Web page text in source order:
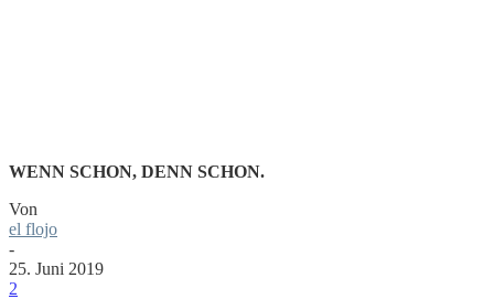
WENN SCHON, DENN SCHON.
Von
el flojo
-
25. Juni 2019
2